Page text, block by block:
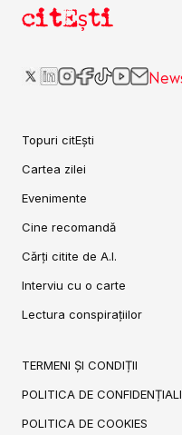
citEști
Topuri citEști
Cartea zilei
Evenimente
Cine recomandă
Cărți citite de A.I.
Interviu cu o carte
Lectura conspirațiilor
TERMENI ȘI CONDIȚII
POLITICA DE
POLITICA DE COOKIES